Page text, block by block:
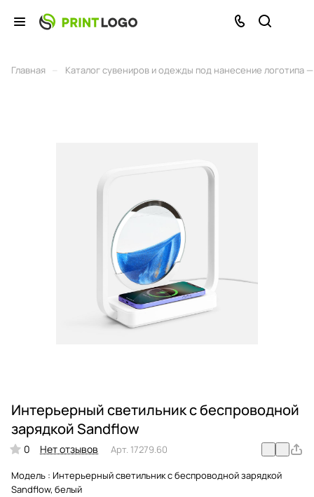
Главная Каталог сувениров и одежды под нанесение логотипа
Интерьерный светильник с беспроводной
зарядкой Sandflow
0 Нет отзывов Арт. 17279.60
Модель : Интерьерный светильник с беспроводной зарядкой
Sandflow, белый